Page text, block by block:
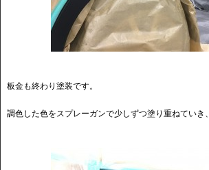
板金も終わり塗装です。
調色した色をスプレーガンで少しずつ塗り重ねていき、